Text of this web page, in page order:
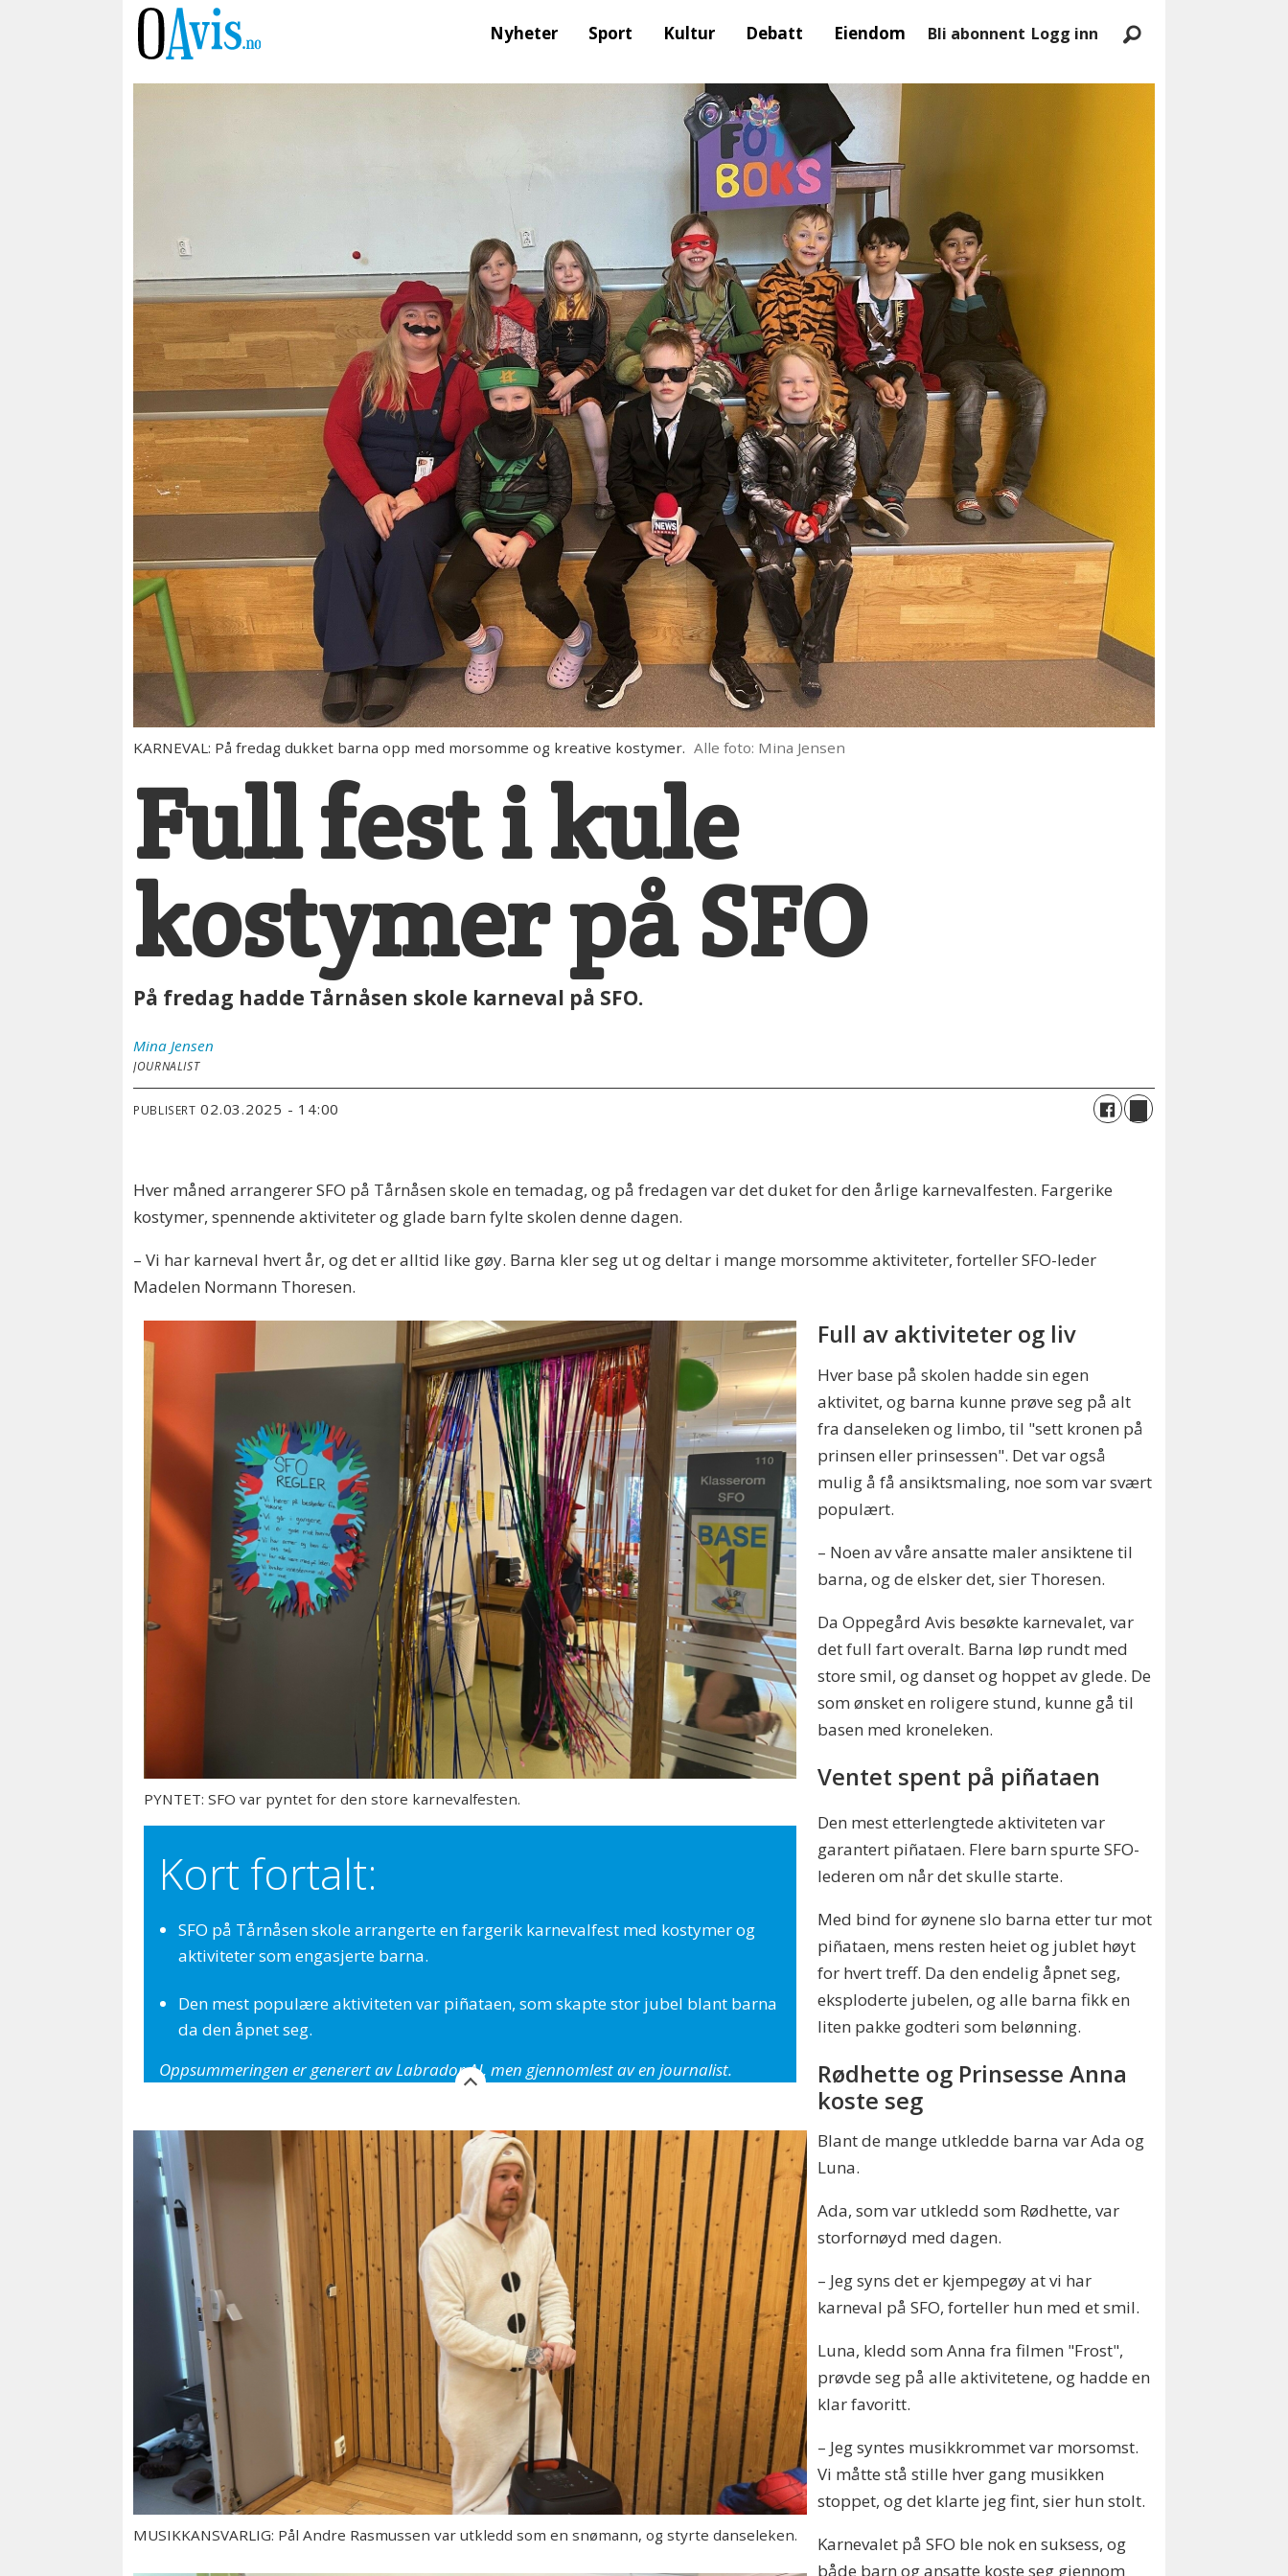
Nyheter Sport Kultur Debatt Eiendom Bli abonnent Logg inn
KARNEVAL: På fredag dukket barna opp med morsomme og kreative kostymer. Alle foto: Mina Jensen
Full fest i kule
kostymer på SFO
På fredag hadde Tårnåsen skole karneval på SFO.
Mina Jensen
JOURNALIST
PUBLISERT 02.03.2025 - 14:00
Hver måned arrangerer SFO på Tårnåsen skole en temadag, og på fredagen var det duket for den årlige karnevalfesten. Fargerike
kostymer, spennende aktiviteter og glade barn fylte skolen denne dagen.
– Vi har karneval hvert år, og det er alltid like gøy. Barna kler seg ut og deltar i mange morsomme aktiviteter, forteller SFO-leder
Madelen Normann Thoresen.
PYNTET: SFO var pyntet for den store karnevalfesten.
Kort fortalt:
SFO på Tårnåsen skole arrangerte en fargerik karnevalfest med kostymer og
aktiviteter som engasjerte barna.
Den mest populære aktiviteten var piñataen, som skapte stor jubel blant barna
da den åpnet seg.
Oppsummeringen er generert av Labrador AI, men gjennomlest av en journalist.
Full av aktiviteter og liv
Hver base på skolen hadde sin egen
aktivitet, og barna kunne prøve seg på alt
fra danseleken og limbo, til "sett kronen på
prinsen eller prinsessen". Det var også
mulig å få ansiktsmaling, noe som var svært
populært.
– Noen av våre ansatte maler ansiktene til
barna, og de elsker det, sier Thoresen.
Da Oppegård Avis besøkte karnevalet, var
det full fart overalt. Barna løp rundt med
store smil, og danset og hoppet av glede. De
som ønsket en roligere stund, kunne gå til
basen med kroneleken.
MUSIKKANSVARLIG: Pål Andre Rasmussen var utkledd som en snømann, og styrte danseleken.
Ventet spent på piñataen
Den mest etterlengtede aktiviteten var
garantert piñataen. Flere barn spurte SFO-
lederen om når det skulle starte.
Med bind for øynene slo barna etter tur mot
piñataen, mens resten heiet og jublet høyt
for hvert treff. Da den endelig åpnet seg,
eksploderte jubelen, og alle barna fikk en
liten pakke godteri som belønning.
Rødhette og Prinsesse Anna
koste seg
Blant de mange utkledde barna var Ada og
Luna.
Ada, som var utkledd som Rødhette, var
storfornøyd med dagen.
– Jeg syns det er kjempegøy at vi har
karneval på SFO, forteller hun med et smil.
Luna, kledd som Anna fra filmen "Frost",
prøvde seg på alle aktivitetene, og hadde en
klar favoritt.
– Jeg syntes musikkrommet var morsomst.
Vi måtte stå stille hver gang musikken
stoppet, og det klarte jeg fint, sier hun stolt.
Karnevalet på SFO ble nok en suksess, og
både barn og ansatte koste seg gjennom